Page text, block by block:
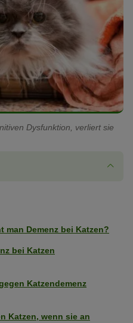
Dysfunktion, verliert sie
man Demenz bei Katzen?
bei Katzen
Katzendemenz
Katzen, wenn sie an